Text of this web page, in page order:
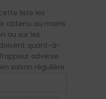
liste les
obtenu au moins
ou sur les
doivent quant-à-
adverse
saison régulière.